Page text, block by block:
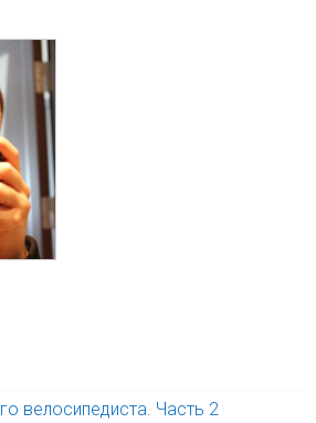
велосипедиста. Часть 2